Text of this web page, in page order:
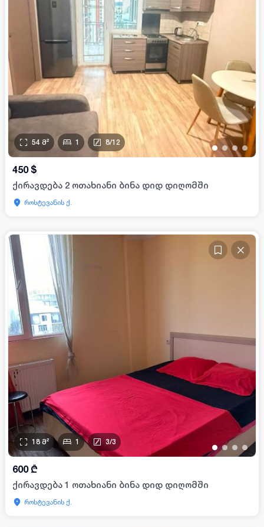
••• •
54 მ² 1 8/12
450 $
ქირავდება 2 ოთახიანი ბინა დიდ დიღომში
როსტევანის ქ.
•• • •
18 მ² 1 3/3
600 ₾
ქირავდება 1 ოთახიანი ბინა დიდ დიღომში
როსტევანის ქ.